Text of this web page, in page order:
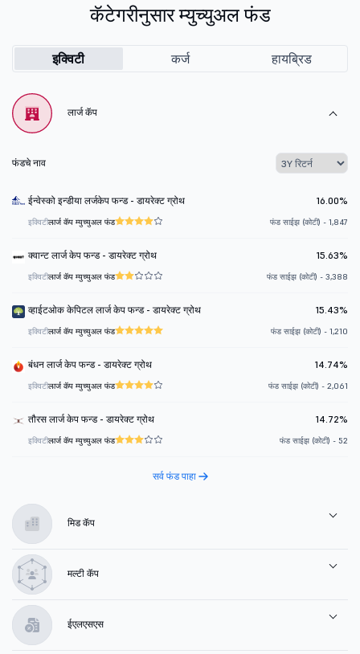
कॅटेगरीनुसार म्युच्युअल फंड
इक्विटी कर्ज हायब्रिड
लार्ज कॅप
फंडचे नाव
ईन्वेस्को इन्डीया लर्जकेप फन्ड - डायरेक्ट ग्रोथ 16.00%
इक्विटीलार्ज कॅप म्युच्युअल फंड फंड साईझ (कोटी) - 1,847
क्वान्ट लार्ज केप फन्ड - डायरेक्ट ग्रोथ 15.63%
इक्विटीलार्ज कॅप म्युच्युअल फंड फंड साईझ (कोटी) - 3,388
व्हाईटओक केपिटल लार्ज केप फन्ड - डायरेक्ट ग्रोथ 15.43%
इक्विटीलार्ज कॅप म्युच्युअल फंड फंड साईझ (कोटी) - 1,210
बंधन लार्ज केप फन्ड - डायरेक्ट ग्रोथ 14.74%
इक्विटीलार्ज कॅप म्युच्युअल फंड फंड साईझ (कोटी) - 2,061
तौरस लार्ज केप फन्ड - डायरेक्ट ग्रोथ 14.72%
इक्विटीलार्ज कॅप म्युच्युअल फंड फंड साईझ (कोटी) - 52
सर्व फंड पाहा
मिड कॅप
मल्टी कॅप
ईएलएसएस